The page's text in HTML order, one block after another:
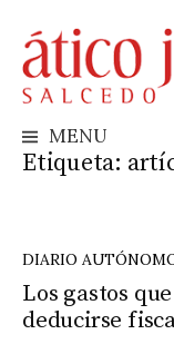
to
content
MENU
Etiqueta:
DIARIO
Los gastos
deducirse